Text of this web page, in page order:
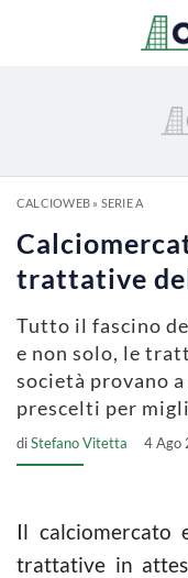
CALCIOWEB» SERIE A
trattative
Tutto il fascino
e non solo, le
società provano
prescelti per
diStefano Vitetta 4 Ago
Il calciomercato
trattative in